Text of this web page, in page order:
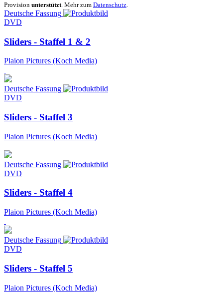
Provision unterstützt . Mehr zum Datenschutz
Deutsche Fassung
DVD
Sliders - Staffel 1 & 2
Plaion Pictures (Koch Media)
Deutsche Fassung
DVD
Sliders - Staffel 3
Plaion Pictures (Koch Media)
Deutsche Fassung
DVD
Sliders - Staffel 4
Plaion Pictures (Koch Media)
Deutsche Fassung
DVD
Sliders - Staffel 5
Plaion Pictures (Koch Media)